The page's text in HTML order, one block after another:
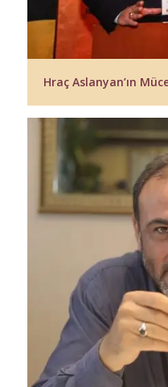
Hraç Aslanyan’ın